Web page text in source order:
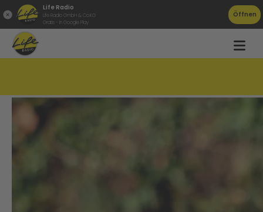
Life Radio
Life Radio GmbH & Co.KG
Gratis - in Google Play
Öffnen